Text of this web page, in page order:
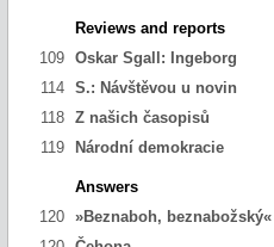
Reviews and reports
109
Oskar Sgall:
Ingeborg
114
S.: Návštěvou u novin
118
Z našich časopisů
119
Národní demokracie
Answers
120
»Beznaboh, beznabožský«